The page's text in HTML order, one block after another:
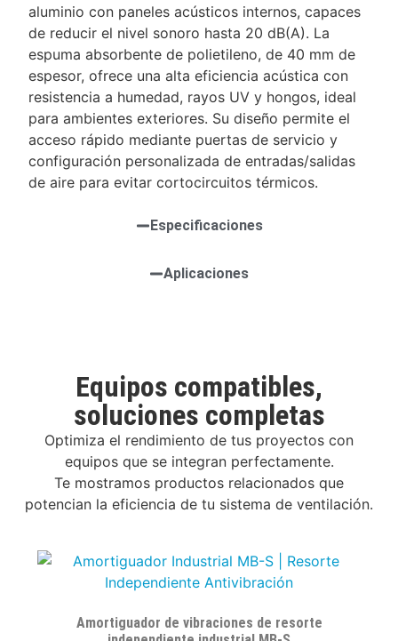
Especificaciones
Aplicaciones
aluminio con paneles acústicos internos, capaces
de reducir el nivel sonoro hasta 20 dB(A). La
espuma absorbente de polietileno, de 40 mm de
espesor, ofrece una alta eficiencia acústica con
resistencia a humedad, rayos UV y hongos, ideal
para ambientes exteriores. Su diseño permite el
acceso rápido mediante puertas de servicio y
configuración personalizada de entradas/salidas
de aire para evitar cortocircuitos térmicos.
Equipos compatibles,
soluciones completas
Optimiza el rendimiento de tus proyectos con
equipos que se integran perfectamente.
Te mostramos productos relacionados que
potencian la eficiencia de tu sistema de ventilación.
Amortiguador de vibraciones de resorte